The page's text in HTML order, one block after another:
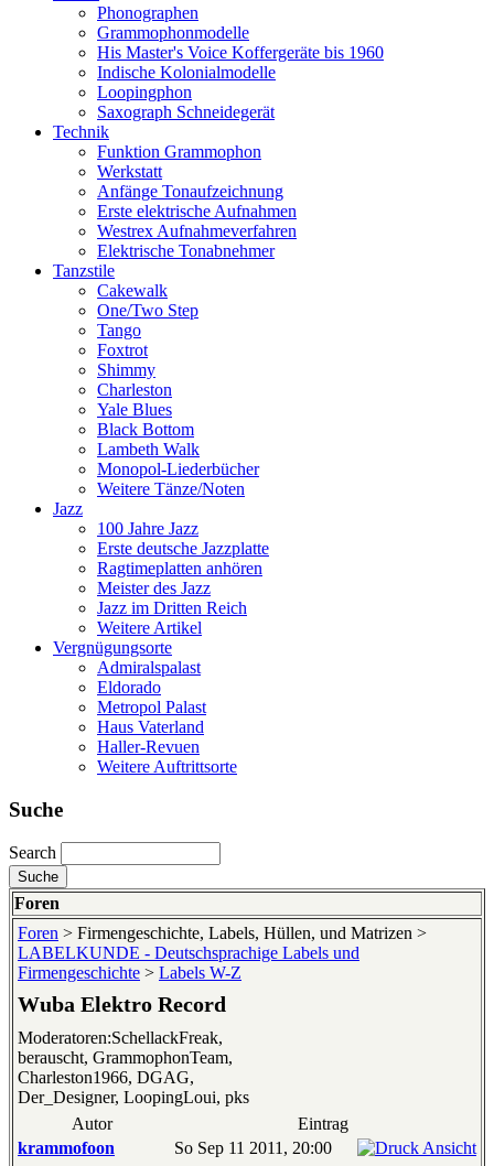
Phonographen
Grammophonmodelle
His Master's Voice Koffergeräte bis 1960
Indische Kolonialmodelle
Loopingphon
Saxograph Schneidegerät
Technik
Funktion Grammophon
Werkstatt
Anfänge Tonaufzeichnung
Erste elektrische Aufnahmen
Westrex Aufnahmeverfahren
Elektrische Tonabnehmer
Tanzstile
Cakewalk
One/Two Step
Tango
Foxtrot
Shimmy
Charleston
Yale Blues
Black Bottom
Lambeth Walk
Monopol-Liederbücher
Weitere Tänze/Noten
Jazz
100 Jahre Jazz
Erste deutsche Jazzplatte
Ragtimeplatten anhören
Meister des Jazz
Jazz im Dritten Reich
Weitere Artikel
Vergnügungsorte
Admiralspalast
Eldorado
Metropol Palast
Haus Vaterland
Haller-Revuen
Weitere Auftrittsorte
Suche
Search
Foren
Foren > Firmengeschichte, Labels, Hüllen, und Matrizen >
LABELKUNDE - Deutschsprachige Labels und
Firmengeschichte > Labels W-Z
Wuba Elektro Record
Moderatoren:SchellackFreak,
berauscht, GrammophonTeam,
Charleston1966, DGAG,
Der_Designer, LoopingLoui, pks
Autor
Eintrag
krammofoon
So Sep 11 2011, 20:00